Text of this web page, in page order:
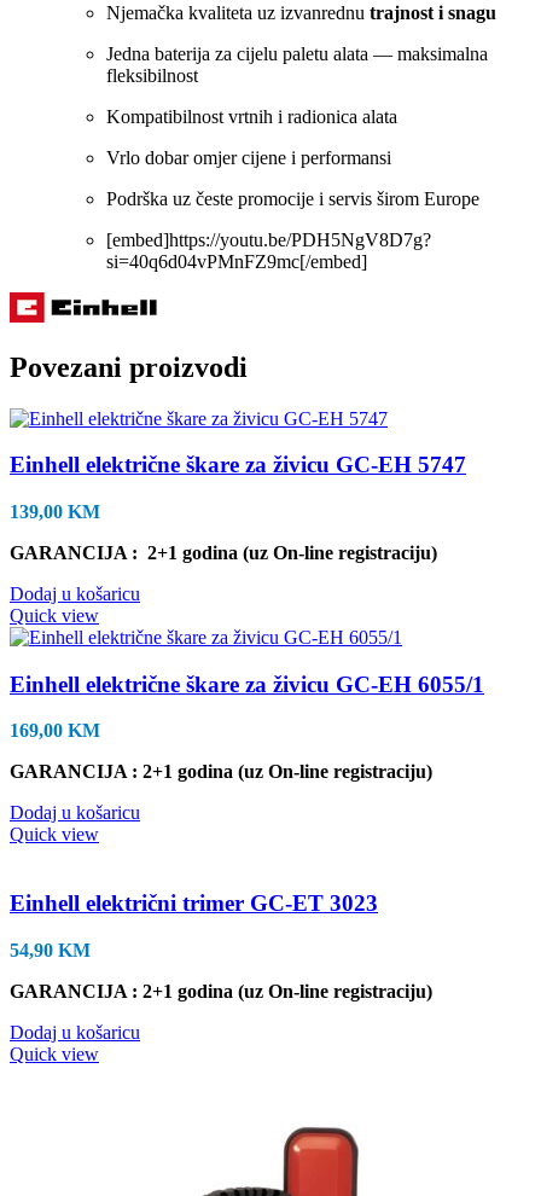
Njemačka kvaliteta uz izvanrednu trajnost i snagu
Jedna baterija za cijelu paletu alata — maksimalna
fleksibilnost
Kompatibilnost vrtnih i radionica alata
Vrlo dobar omjer cijene i performansi
Podrška uz česte promocije i servis širom Europe
[embed]https://youtu.be/PDH5NgV8D7g?
si=40q6d04vPMnFZ9mc[/embed]
Povezani proizvodi
Einhell električne škare za živicu GC-EH 5747
139,00 KM
GARANCIJA : 2+1 godina (uz On-line registraciju)
Dodaj u košaricu
Quick view
Einhell električne škare za živicu GC-EH 6055/1
169,00 KM
GARANCIJA : 2+1 godina (uz On-line registraciju)
Dodaj u košaricu
Quick view
Einhell električni trimer GC-ET 3023
54,90 KM
GARANCIJA : 2+1 godina (uz On-line registraciju)
Dodaj u košaricu
Quick view